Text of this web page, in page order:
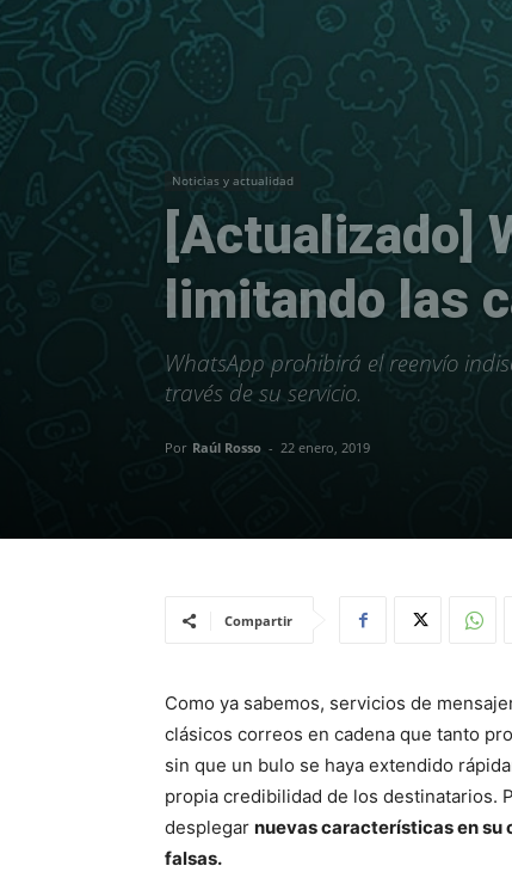
Noticias y actualidad
[Actualizado]
limitando las
WhatsApp prohibirá el reenvío
través de su servicio.
Por Raúl Rosso - 22 enero, 2019
Compartir
Como ya sabemos, servicios de
clásicos correos en cadena que tanto
sin que un bulo se haya extendido
propia credibilidad de los destinatarios.
desplegar nuevas características en su
falsas.